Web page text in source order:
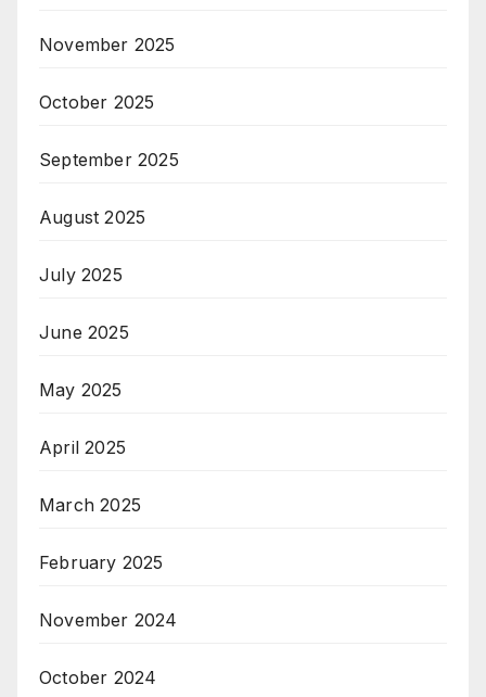
November 2025
October 2025
September 2025
August 2025
July 2025
June 2025
May 2025
April 2025
March 2025
February 2025
November 2024
October 2024